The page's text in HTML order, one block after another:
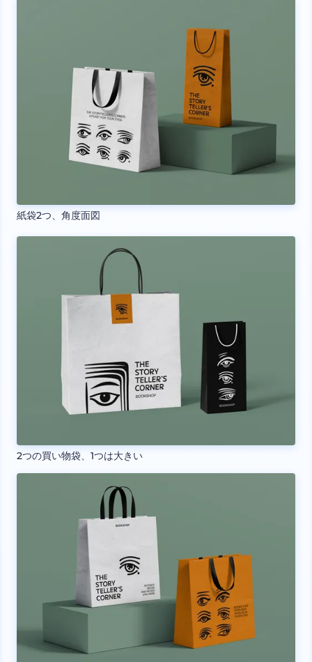
紙袋2つ、角度面図
2つの買い物袋、1つは大きい